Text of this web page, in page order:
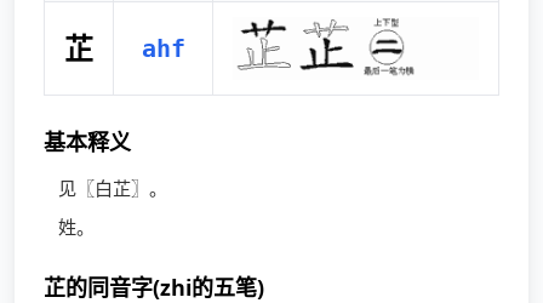
芷 ahf
基本释义
见〖白芷〗。
姓。
芷的同音字(zhi的五笔)